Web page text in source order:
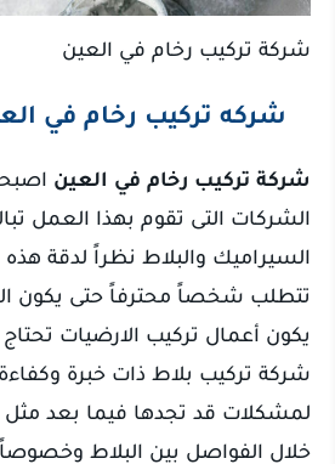
شركة تركيب رخام في العين
شركه تركيب رخام في
شركة تركيب رخام في العين
الشركات التى تقوم بهذا العمل
السيراميك والبلاط نظراً لدقة هذه
تتطلب شخصاً محترفاً حتى يكون
يكون أعمال تركيب الارضيات
شركة تركيب بلاط ذات خبرة
لمشكلات قد تجدها فيما بعد
خلال الفواصل بين البلاط